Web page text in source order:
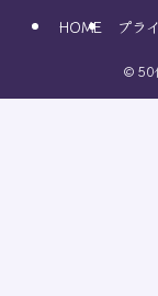
HOME プラ
© 50